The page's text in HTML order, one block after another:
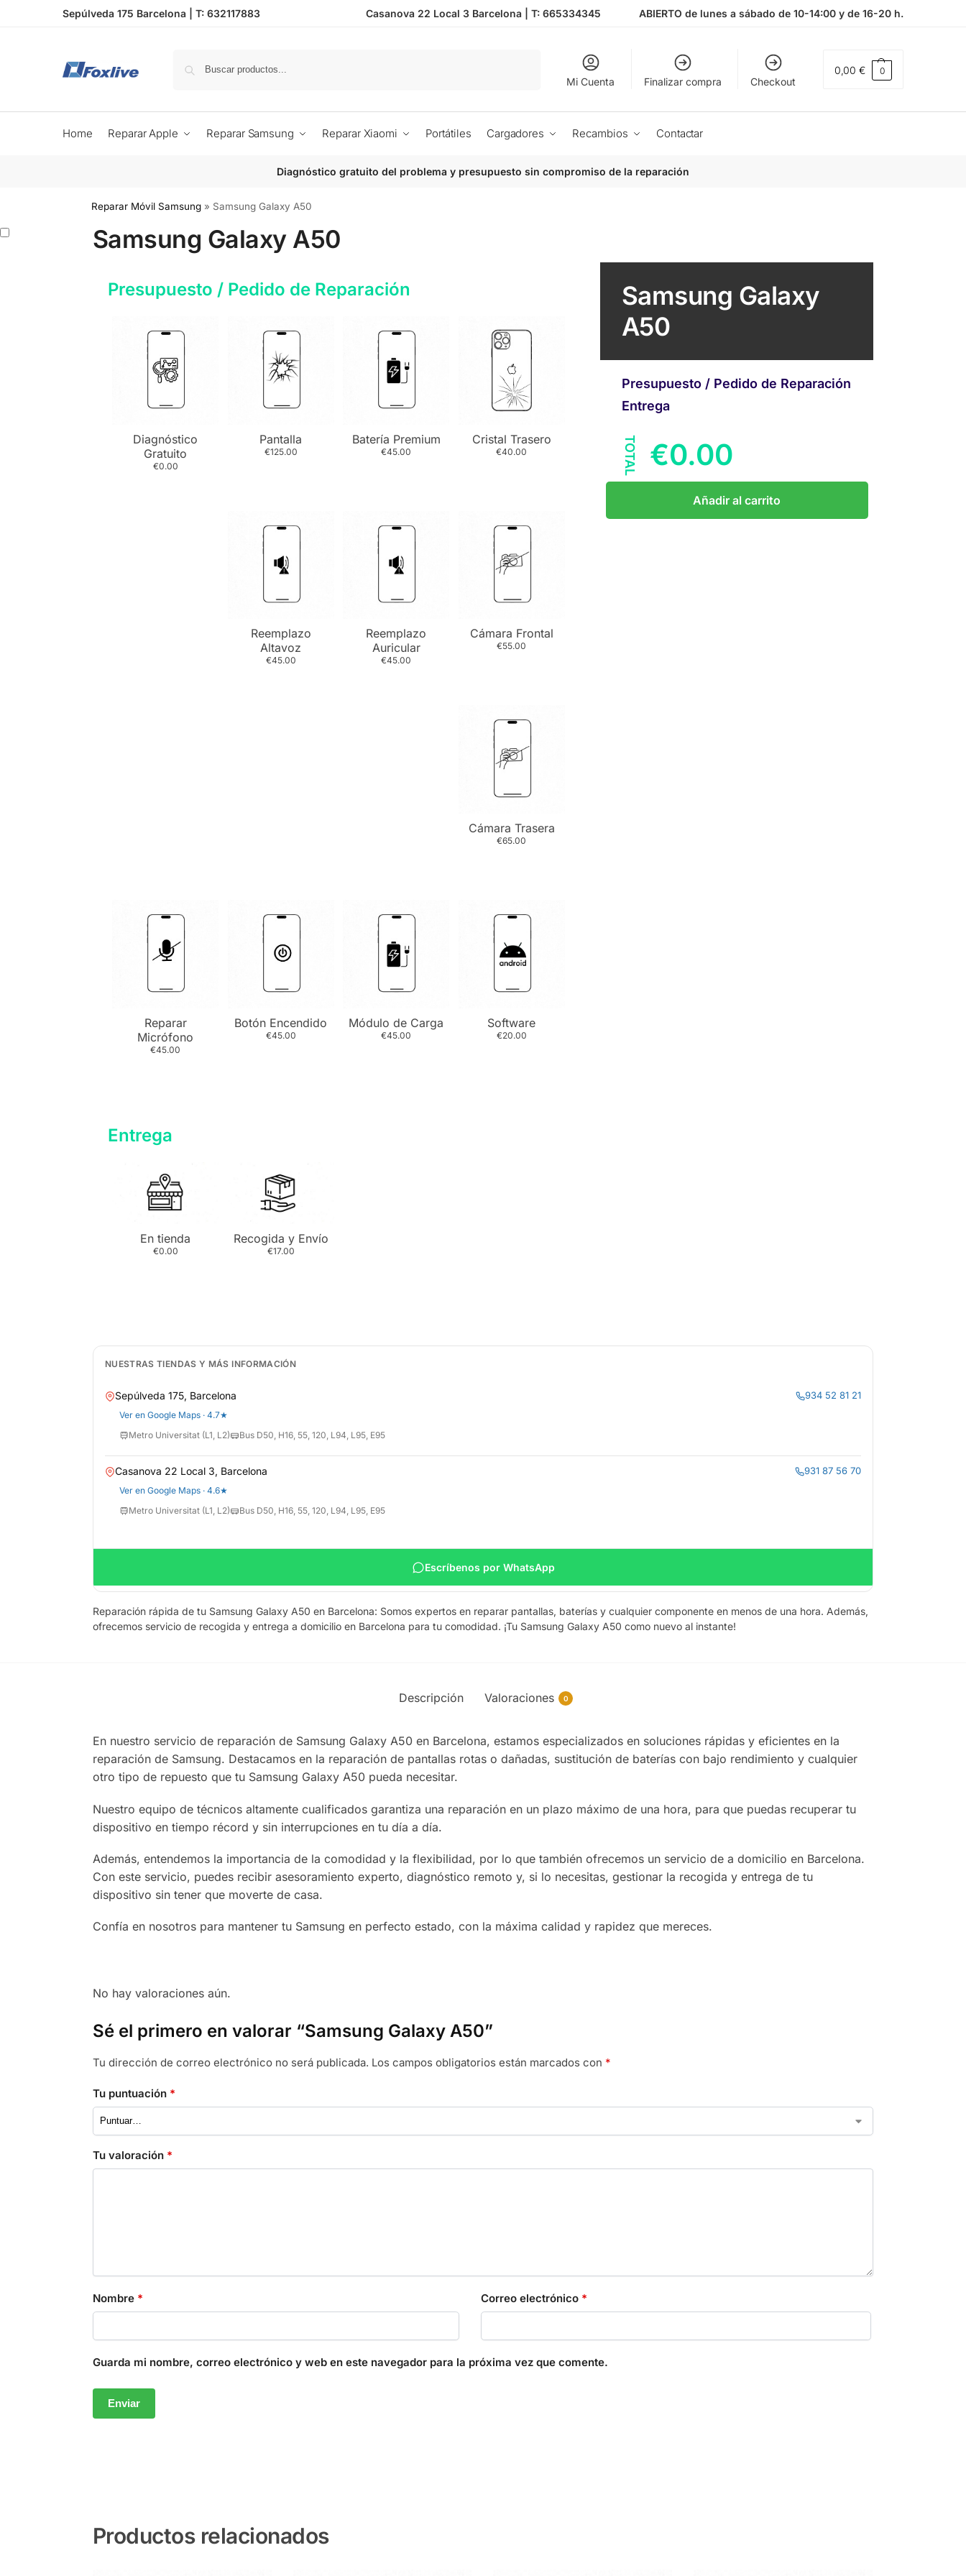
Sepúlveda 175 Barcelona | T: 632117883 Casanova 22 Local 3 Barcelona | T: 665334345 ABIERTO de lunes a sábado de 10-14:00 y de 16-20 h.
Mi Cuenta Finalizar compra Checkout
0,00€ 0
Home Reparar Apple Reparar Samsung Reparar Xiaomi Portátiles Cargadores Recambios Contactar
Diagnóstico gratuito del problema y presupuesto sin compromiso de la reparación
Reparar Móvil Samsung » Samsung Galaxy A50
Samsung Galaxy A50
Presupuesto / Pedido de Reparación
Diagnóstico
Gratuito
€0.00
Pantalla
€125.00
Batería Premium
€45.00
Cristal Trasero
€40.00
Reemplazo
Altavoz
€45.00
Reemplazo
Auricular
€45.00
Cámara Frontal
€55.00
Cámara Trasera
€65.00
Reparar
Micrófono
€45.00
Botón Encendido
€45.00
Módulo de Carga
€45.00
Software
€20.00
Entrega
En tienda
€0.00
Recogida y Envío
€17.00
Samsung Galaxy
A50
Presupuesto / Pedido de Reparación
Entrega
TOTAL €0.00
Añadir al carrito
NUESTRAS TIENDAS Y MÁS INFORMACIÓN
Sepúlveda 175, Barcelona 934 52 81 21
Ver en Google Maps · 4.7★
Metro Universitat (L1, L2)
Bus D50, H16, 55, 120, L94, L95, E95
Casanova 22 Local 3, Barcelona 931 87 56 70
Ver en Google Maps · 4.6★
Metro Universitat (L1, L2)
Bus D50, H16, 55, 120, L94, L95, E95
Escríbenos por WhatsApp
Reparación rápida de tu Samsung Galaxy A50 en Barcelona: Somos expertos en reparar pantallas, baterías y cualquier componente en menos de una hora. Además,
ofrecemos servicio de recogida y entrega a domicilio en Barcelona para tu comodidad. ¡Tu Samsung Galaxy A50 como nuevo al instante!
Descripción Valoraciones 0
En nuestro servicio de reparación de Samsung Galaxy A50 en Barcelona, estamos especializados en soluciones rápidas y eficientes en la
reparación de Samsung. Destacamos en la reparación de pantallas rotas o dañadas, sustitución de baterías con bajo rendimiento y cualquier
otro tipo de repuesto que tu Samsung Galaxy A50 pueda necesitar.
Nuestro equipo de técnicos altamente cualificados garantiza una reparación en un plazo máximo de una hora, para que puedas recuperar tu
dispositivo en tiempo récord y sin interrupciones en tu día a día.
Además, entendemos la importancia de la comodidad y la flexibilidad, por lo que también ofrecemos un servicio de a domicilio en Barcelona.
Con este servicio, puedes recibir asesoramiento experto, diagnóstico remoto y, si lo necesitas, gestionar la recogida y entrega de tu
dispositivo sin tener que moverte de casa.
Confía en nosotros para mantener tu Samsung en perfecto estado, con la máxima calidad y rapidez que mereces.
No hay valoraciones aún.
Sé el primero en valorar “Samsung Galaxy A50”
Tu dirección de correo electrónico no será publicada. Los campos obligatorios están marcados con *
Tu puntuación *
Tu valoración *
Nombre * Correo electrónico *
Guarda mi nombre, correo electrónico y web en este navegador para la próxima vez que comente.
Productos relacionados